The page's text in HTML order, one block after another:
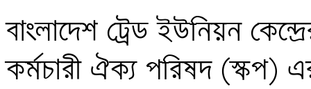
বাংলাদেশ ট্রেড ইউনিয়ন
কর্মচারী ঐক্য পরিষদ (স্কপ)